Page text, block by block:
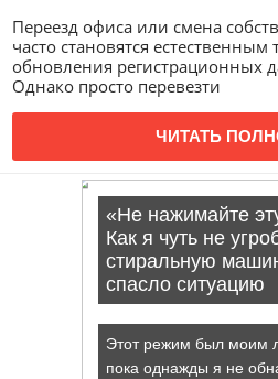
Переезд офиса или смена
часто становятся естественным
обновления регистрационных
Однако просто перевезти
ЧИТАТЬ